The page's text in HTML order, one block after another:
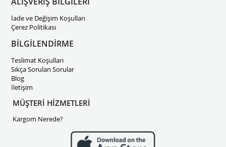
İade ve Değişim Koşulları
Çerez Politikası
BİLGİLENDİRME
Teslimat Koşulları
Sıkça Sorulan Sorular
Blog
İletişim
MÜŞTERİ HİZMETLERİ
Kargom Nerede?